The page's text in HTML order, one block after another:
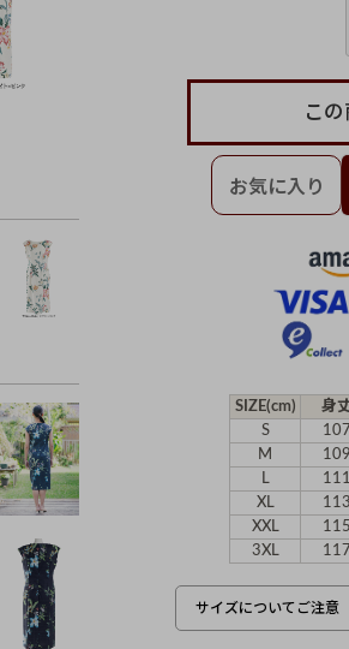
こ
SIZE(cm) 身
S
107
M
109
L
111
XL
113
XXL
115
3XL
117
サイズについてご注意